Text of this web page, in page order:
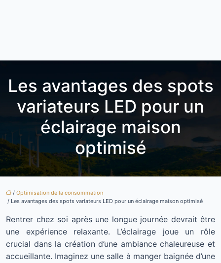
Les avantages des spots
variateurs LED pour un
éclairage maison
optimisé
/ Optimisation de la consommation
/ Les avantages des spots variateurs LED pour un éclairage maison optimisé
Rentrer chez soi après une longue journée devrait être
une expérience relaxante. L’éclairage joue un rôle
crucial dans la création d’une ambiance chaleureuse et
accueillante. Imaginez une salle à manger baignée d’une